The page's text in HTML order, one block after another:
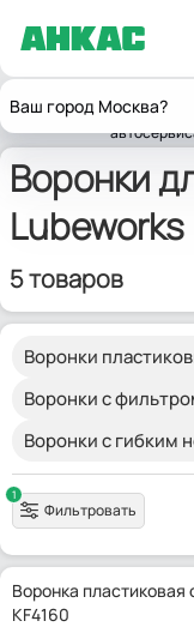
Ваш город Москва?
Главнаядля
Воронки
Lubeworks
5 товаров
Воронки
Воронки с
Воронки с гибким
1
Фильтровать
Воронка
KF4160